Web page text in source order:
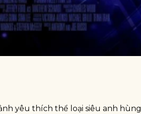
yêu thích thể loại siêu anh hùng